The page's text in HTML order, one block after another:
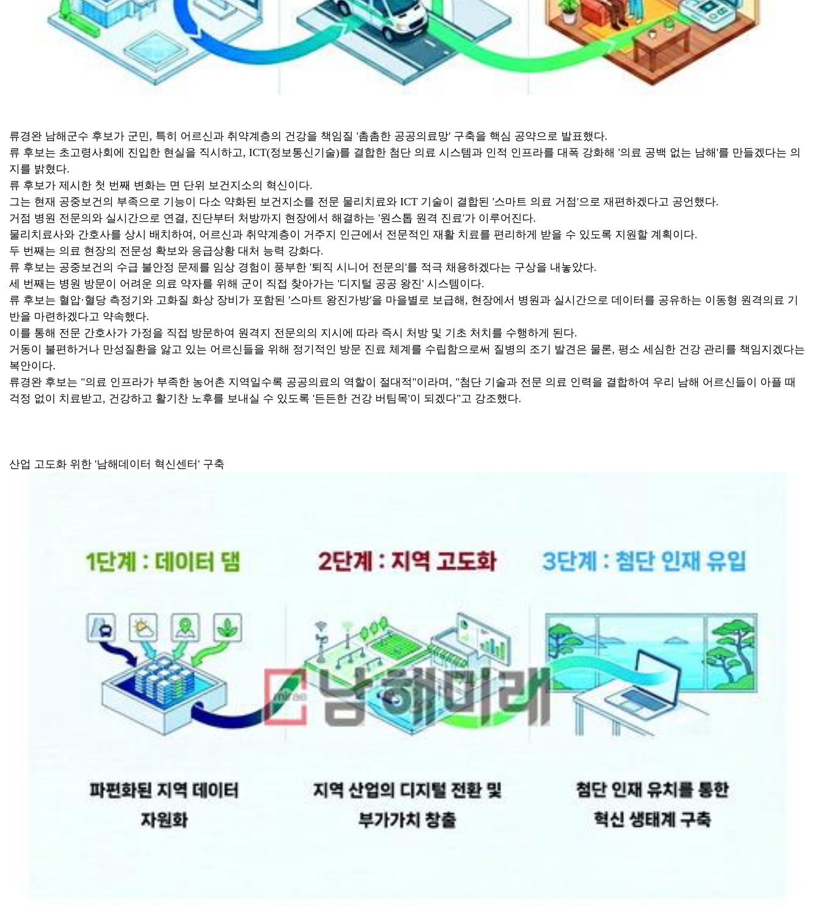
류경완 남해군수 후보가 군민, 특히 어르신과 취약계층의 건강을 책임질 '촘촘한 공공의료망' 구축을 핵심 공약으로 발표했다.
류 후보는 초고령사회에 진입한 현실을 직시하고, ICT(정보통신기술)를 결합한 첨단 의료 시스템과 인적 인프라를 대폭 강화해 '의료 공백 없는 남해'를 만들겠다는 의
지를 밝혔다.
류 후보가 제시한 첫 번째 변화는 면 단위 보건지소의 혁신이다.
그는 현재 공중보건의 부족으로 기능이 다소 약화된 보건지소를 전문 물리치료와 ICT 기술이 결합된 '스마트 의료 거점'으로 재편하겠다고 공언했다.
거점 병원 전문의와 실시간으로 연결, 진단부터 처방까지 현장에서 해결하는 '원스톱 원격 진료'가 이루어진다.
물리치료사와 간호사를 상시 배치하여, 어르신과 취약계층이 거주지 인근에서 전문적인 재활 치료를 편리하게 받을 수 있도록 지원할 계획이다.
두 번째는 의료 현장의 전문성 확보와 응급상황 대처 능력 강화다.
류 후보는 공중보건의 수급 불안정 문제를 임상 경험이 풍부한 '퇴직 시니어 전문의'를 적극 채용하겠다는 구상을 내놓았다.
세 번째는 병원 방문이 어려운 의료 약자를 위해 군이 직접 찾아가는 '디지털 공공 왕진' 시스템이다.
류 후보는 혈압·혈당 측정기와 고화질 화상 장비가 포함된 '스마트 왕진가방'을 마을별로 보급해, 현장에서 병원과 실시간으로 데이터를 공유하는 이동형 원격의료 기
반을 마련하겠다고 약속했다.
이를 통해 전문 간호사가 가정을 직접 방문하여 원격지 전문의의 지시에 따라 즉시 처방 및 기초 처치를 수행하게 된다.
거동이 불편하거나 만성질환을 앓고 있는 어르신들을 위해 정기적인 방문 진료 체계를 수립함으로써 질병의 조기 발견은 물론, 평소 세심한 건강 관리를 책임지겠다는
복안이다.
류경완 후보는 "의료 인프라가 부족한 농어촌 지역일수록 공공의료의 역할이 절대적"이라며, "첨단 기술과 전문 의료 인력을 결합하여 우리 남해 어르신들이 아플 때
걱정 없이 치료받고, 건강하고 활기찬 노후를 보내실 수 있도록 '든든한 건강 버팀목'이 되겠다"고 강조했다.
산업 고도화 위한 '남해데이터 혁신센터' 구축